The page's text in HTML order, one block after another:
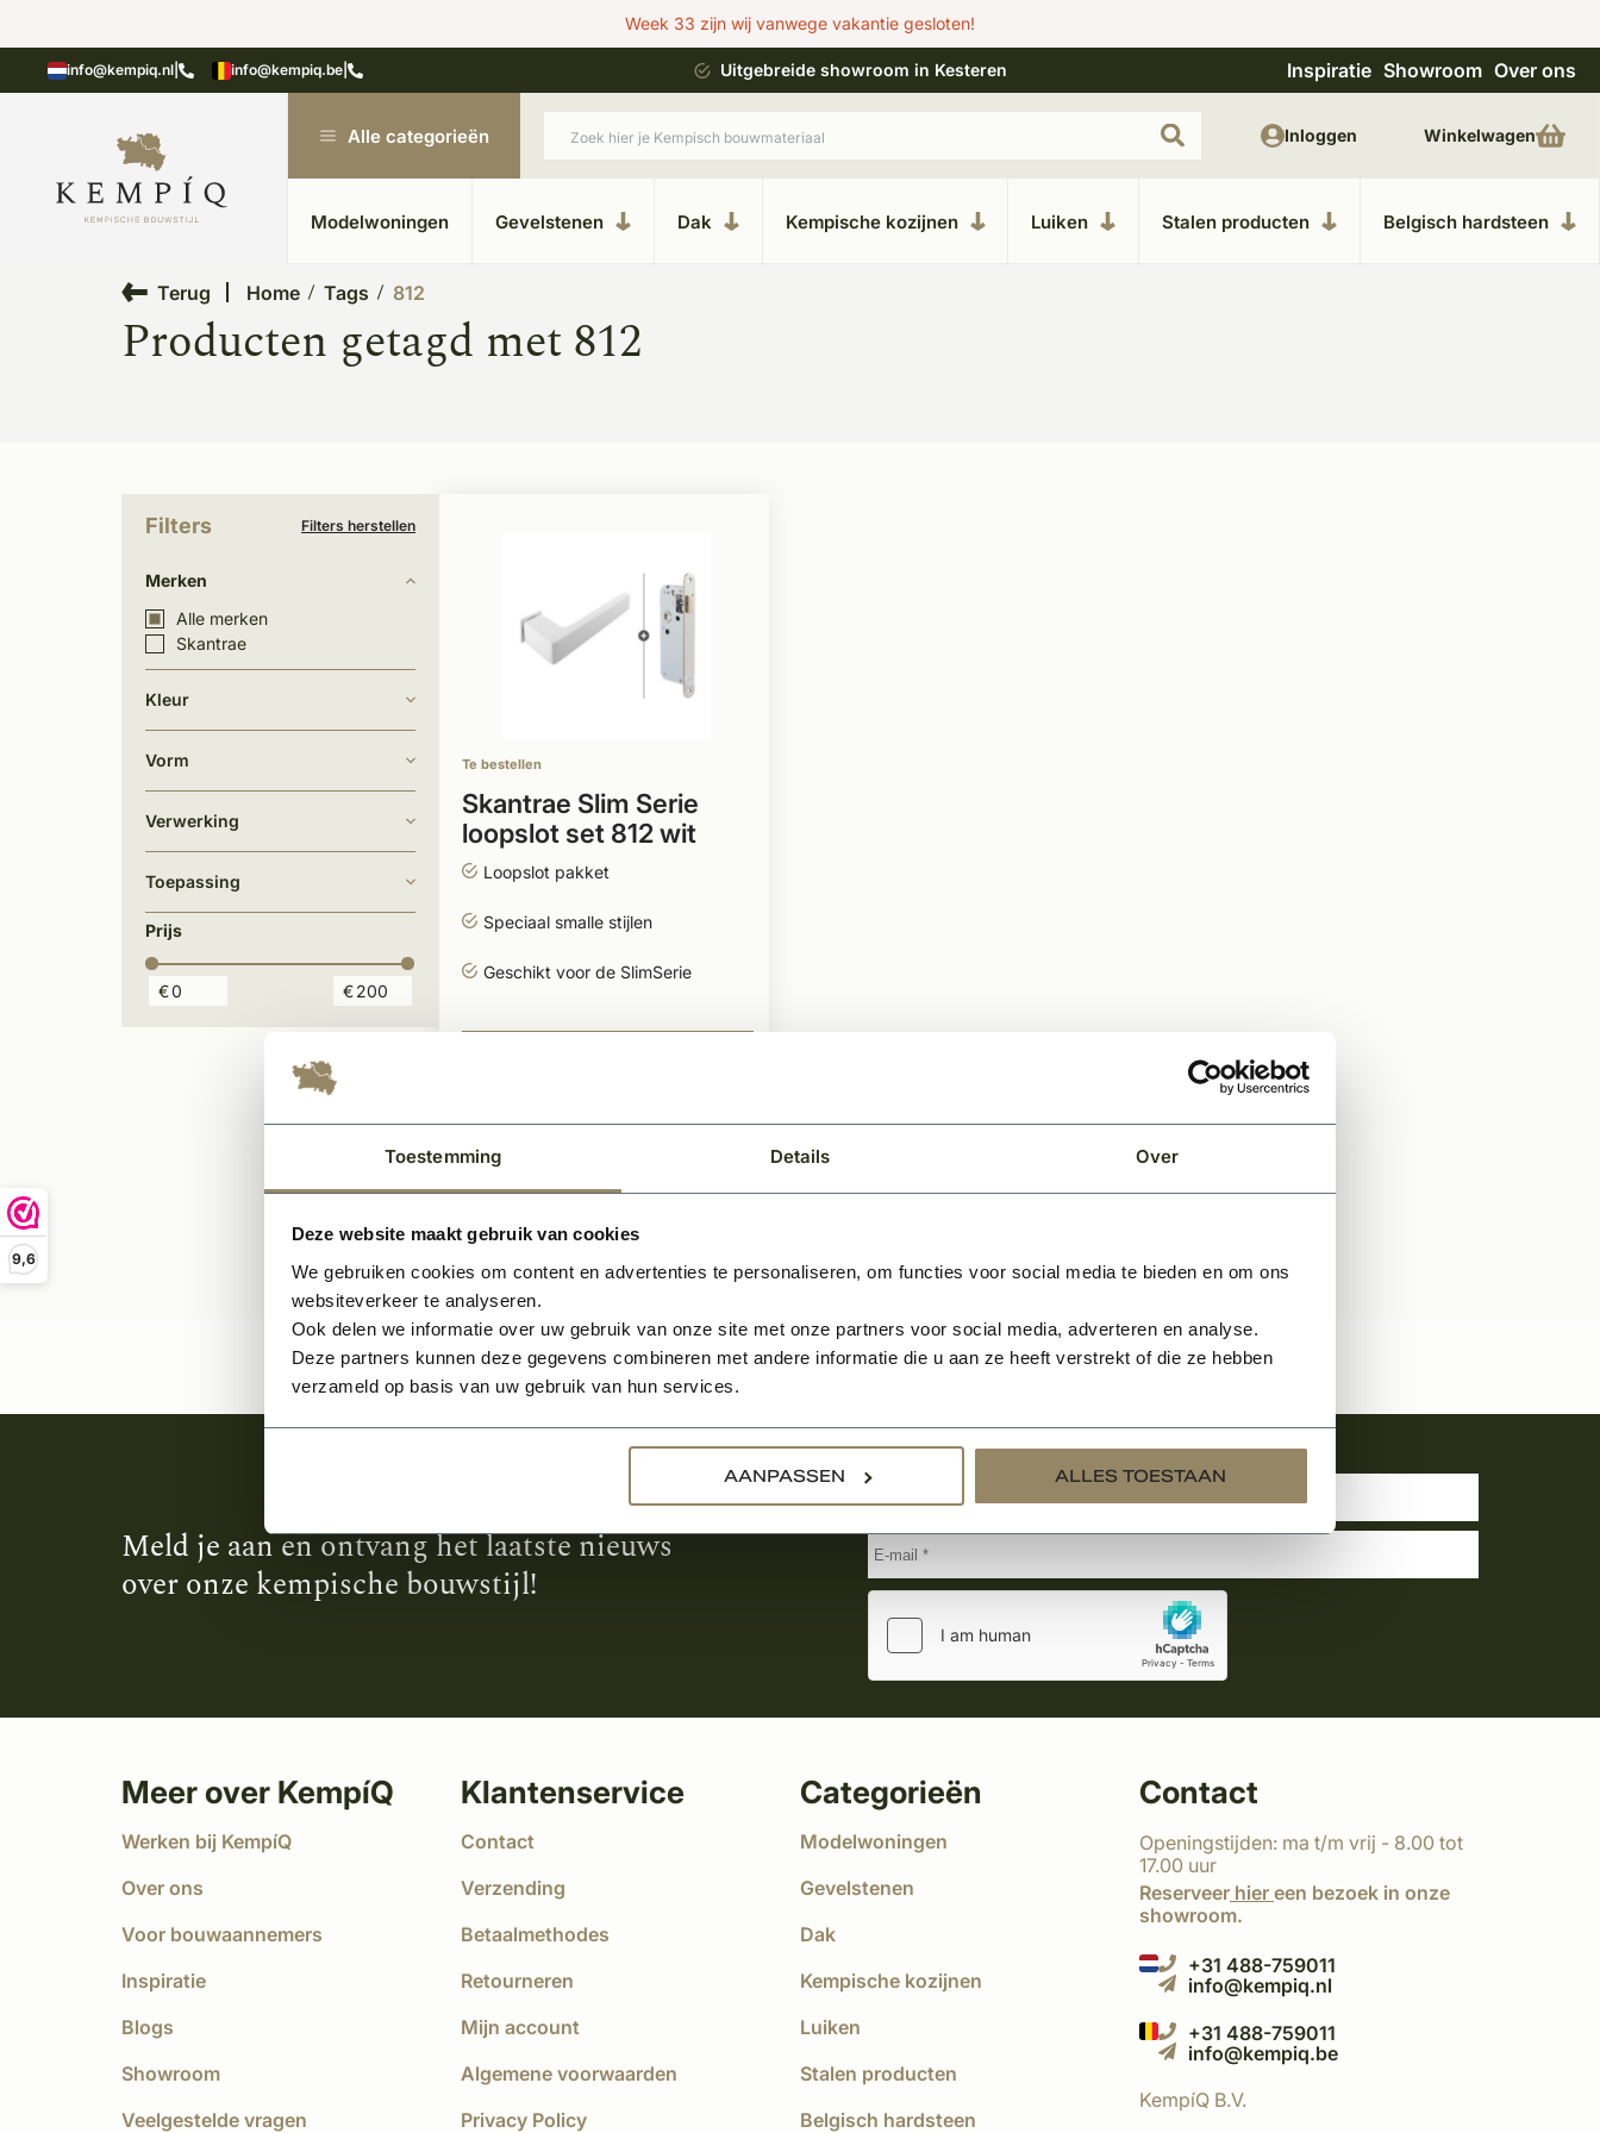
Toestemming Details Over
Deze website maakt gebruik van cookies
We gebruiken cookies om content en advertenties te personaliseren, om functies voor social media te bieden en om ons
websiteverkeer te analyseren.
Ook delen we informatie over uw gebruik van onze site met onze partners voor social media, adverteren en analyse.
Deze partners kunnen deze gegevens combineren met andere informatie die u aan ze heeft verstrekt of die ze hebben
verzameld op basis van uw gebruik van hun services.
AANPASSEN ALLES TOESTAAN
9,6
Week 33 zijn wij vanwege vakantie gesloten!
info@kempiq.nl info@kempiq.be
in kempische bouwstijl Meer dan 20 jaar ervaring Uitgebreide showroom in Kesteren Unieke materialen in kempische bouwstijl
Inspiratie Showroom Over ons
Alle categorieën
Modelwoningen Gevelstenen Dak Kempische kozijnen Luiken Stalen producten Belgisch hardsteen
Inloggen Winkelwagen
Terug Home Tags 812
Producten getagd met 812
Filters Filters herstellen
Merken
Alle merken
Skantrae
Kleur
Vorm
Verwerking
Toepassing
Prijs
€ €
Te bestellen
Skantrae Slim Serie
loopslot set 812 wit
Loopslot pakket
Speciaal smalle stijlen
Geschikt voor de SlimSerie
Meld je aan en ontvang het laatste nieuws
over onze kempische bouwstijl!
Meer over KempíQ
Werken bij KempíQ
Over ons
Voor bouwaannemers
Inspiratie
Blogs
Showroom
Veelgestelde vragen
Klantenservice
Contact
Verzending
Betaalmethodes
Retourneren
Mijn account
Algemene voorwaarden
Privacy Policy
Categorieën
Modelwoningen
Gevelstenen
Dak
Kempische kozijnen
Luiken
Stalen producten
Belgisch hardsteen
Contact
Openingstijden: ma t/m vrij - 8.00 tot
17.00 uur
Reserveer hier een bezoek in onze
showroom.
+31 488-759011
info@kempiq.nl
+31 488-759011
info@kempiq.be
KempíQ B.V.